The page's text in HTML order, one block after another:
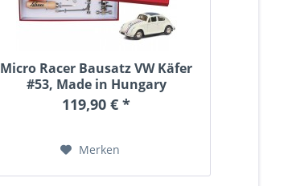
Micro Racer Bausatz VW Käfer
#53, Made in Hungary
119,90 € *
Merken